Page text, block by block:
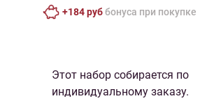
+184 руббонусa при покупке
Этот набор собирается по
индивидуальному заказу.